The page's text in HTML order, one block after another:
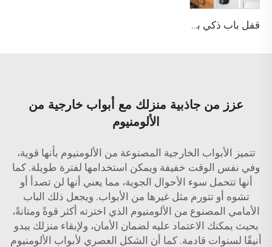
قفل باب ذكي بوظيفة كلمة المرور والبصمة الحيوية Tenon A6 Pro
عزز من جاذبية منزلك مع أبواب خارجية من
الألومنيوم
تتميز الأبواب الخارجية المصنوعة من الألومنيوم بأنها قوية،
وفي نفس الوقت خفيفة ويمكن استخدامها لفترة طويلة. كما
أنها تتحمل سوء الأحوال الجوية، مما يعني أنها لن تصدأ أو
تشوه أو تتورم مثل غيرها من الأبواب. ويجعل ذلك الباب
الأمامي المصنوع من الألومنيوم الذي اخترته أكثر قوةً ومتانةً،
بحيث يمكنك الاعتماد عليه لضمان الأمان، ولإبقاء منزلك يبدو
أنيقًا لسنوات قادمة. كما أن الشكل العصري لأبواب الألومنيوم